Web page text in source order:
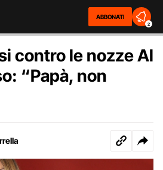
ABBONATI
2
contro le nozze Al
“Papà, non